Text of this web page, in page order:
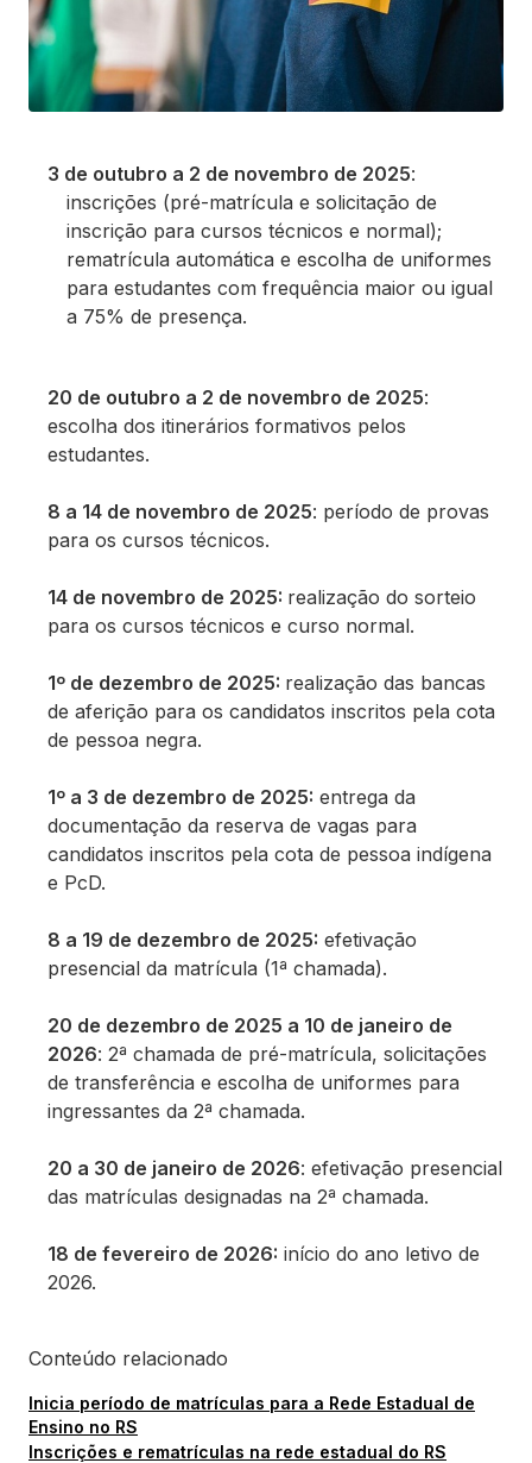
3 de outubro a 2 de novembro de 2025:
inscrições (pré-matrícula e solicitação de
inscrição para cursos técnicos e normal);
rematrícula automática e escolha de uniformes
para estudantes com frequência maior ou igual
a 75% de presença.
20 de outubro a 2 de novembro de 2025:
escolha dos itinerários formativos pelos
estudantes.
8 a 14 de novembro de 2025: período de provas
para os cursos técnicos.
14 de novembro de 2025: realização do sorteio
para os cursos técnicos e curso normal.
1º de dezembro de 2025: realização das bancas
de aferição para os candidatos inscritos pela cota
de pessoa negra.
1º a 3 de dezembro de 2025: entrega da
documentação da reserva de vagas para
candidatos inscritos pela cota de pessoa indígena
e PcD.
8 a 19 de dezembro de 2025: efetivação
presencial da matrícula (1ª chamada).
20 de dezembro de 2025 a 10 de janeiro de
2026: 2ª chamada de pré-matrícula, solicitações
de transferência e escolha de uniformes para
ingressantes da 2ª chamada.
20 a 30 de janeiro de 2026: efetivação presencial
das matrículas designadas na 2ª chamada.
18 de fevereiro de 2026: início do ano letivo de
2026.
Conteúdo relacionado
Inicia período de matrículas para a Rede Estadual de
Ensino no RS
Inscrições e rematrículas na rede estadual do RS